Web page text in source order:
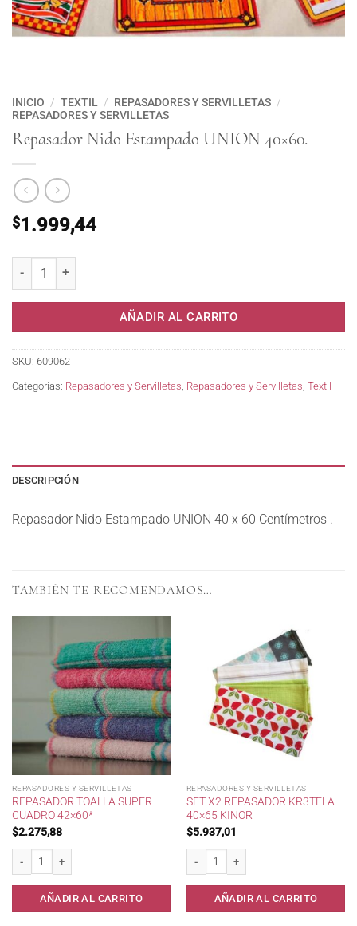
INICIO / TEXTIL / REPASADORES Y SERVILLETAS /
REPASADORES Y SERVILLETAS
Repasador Nido Estampado UNION 40×60.
$1.999,44
AÑADIR AL CARRITO
SKU: 609062
Categorías: Repasadores y Servilletas, Repasadores y Servilletas, Textil
DESCRIPCIÓN
Repasador Nido Estampado UNION 40 x 60 Centímetros .
TAMBIÉN TE RECOMENDAMOS…
REPASADORES Y SERVILLETAS
REPASADOR TOALLA SUPER
CUADRO 42×60*
$2.275,88
Repasador Toalla Super Cuadro 42x60* cantidad
AÑADIR AL CARRITO
REPASADORES Y SERVILLETAS
SET X2 REPASADOR KR3TELA
40×65 KINOR
$5.937,01
Set x2 Repasador KR3Tela 40x65 Kinor
AÑADIR AL CARRITO